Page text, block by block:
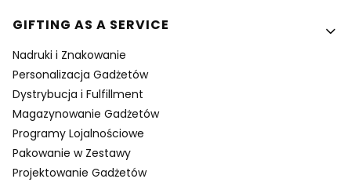
GIFTING AS A SERVICE
Nadruki i Znakowanie
Personalizacja Gadżetów
Dystrybucja i Fulfillment
Magazynowanie Gadżetów
Programy Lojalnościowe
Pakowanie w Zestawy
Projektowanie Gadżetów